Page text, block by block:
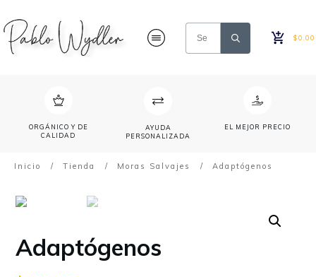
$0.00
ORGÁNICO Y DE
CALIDAD
AYUDA
PERSONALIZADA
EL MEJOR PRECIO
Inicio / Tienda / Moras Salvajes / Adaptógenos
Adaptógenos